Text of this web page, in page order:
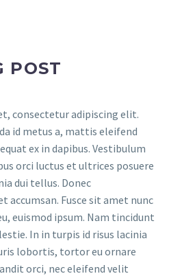
POST
consectetur adipiscing elit.
id metus a, mattis eleifend
ex in dapibus. Vestibulum
orci luctus et ultrices posuere
dui tellus. Donec
accumsan. Fusce sit amet nunc
euismod ipsum. Nam tincidunt
In in turpis id risus lacinia
lobortis, tortor eu ornare
orci, nec eleifend velit